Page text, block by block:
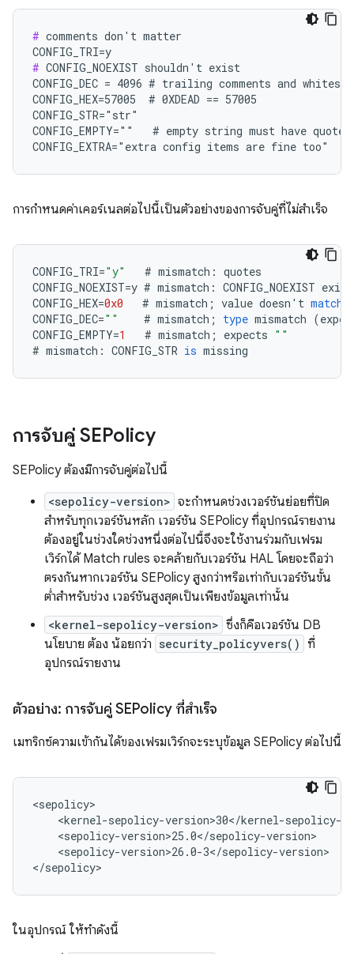
# comments don't matter
# CONFIG_NOEXIST shouldn't exist
CONFIG_DEC = 4096 # trailing comments and
CONFIG_HEX=57005  # 0XDEAD == 57005
CONFIG_STR="str"
CONFIG_EMPTY=""   # empty string must have quotes
CONFIG_EXTRA="extra config items are fine too"
การกำหนดค่าเคอร์เนลต่อไปนี้เป็นตัวอย่างของการจับคู่ที่ไม่สำเร็จ
CONFIG_TRI="y" # mismatch : quotes
CONFIG_NOEXIST=y # mismatch : CONFIG_NOEXIST
CONFIG_HEX=0x0 # mismatch ; value doesn ' t match
CONFIG_DEC="" # mismatch ; type mismatch (
CONFIG_EMPTY=1 # mismatch ; expects ""
# mismatch : CONFIG_STR is missing
การจับคู่ SEPolicy
SEPolicy ต้องมีการจับคู่ต่อไปนี้
<sepolicy-version> จะกำหนดช่วงเวอร์ชันย่อยที่ปิด
สำหรับทุกเวอร์ชันหลัก เวอร์ชัน SEPolicy ที่อุปกรณ์รายงาน
ต้องอยู่ในช่วงใดช่วงหนึ่งต่อไปนี้จึงจะใช้งานร่วมกับเฟรม
เวิร์กได้ Match rules จะคล้ายกับเวอร์ชัน HAL โดยจะถือว่า
ตรงกันหากเวอร์ชัน SEPolicy สูงกว่าหรือเท่ากับเวอร์ชันขั้น
ต่ำสำหรับช่วง เวอร์ชันสูงสุดเป็นเพียงข้อมูลเท่านั้น
<kernel-sepolicy-version> ซึ่งก็คือเวอร์ชัน DB
นโยบาย ต้อง น้อยกว่า security_policyvers() ที่
อุปกรณ์รายงาน
ตัวอย่าง: การจับคู่ SEPolicy ที่สำเร็จ
เมทริกซ์ความเข้ากันได้ของเฟรมเวิร์กจะระบุข้อมูล SEPolicy ต่อไปนี้
<sepolicy>
<kernel-sepolicy-version>30</kernel-sepolicy-
    <sepolicy-version>25.0</sepolicy-version>
    <sepolicy-version>26.0-3</sepolicy-version>
</sepolicy>
ในอุปกรณ์ ให้ทำดังนี้